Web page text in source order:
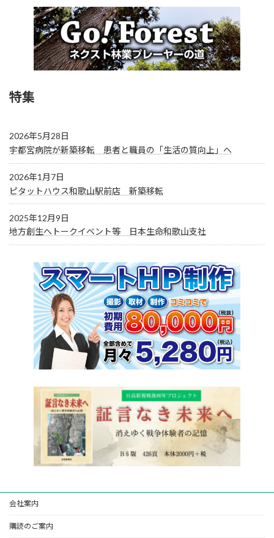
特集
2026年5月28日
宇都宮病院が新築移転 患者と職員の「生活の質向上」へ
2026年1月7日
ピタットハウス和歌山駅前店 新築移転
2025年12月9日
地方創生へトークイベント等 日本生命和歌山支社
会社案内
購読のご案内